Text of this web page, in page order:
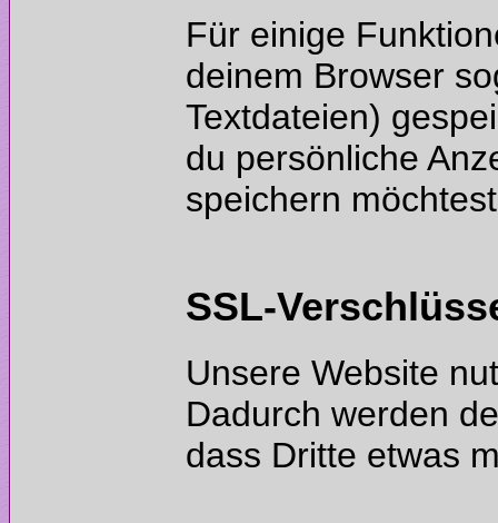
Für einige
deinem Browser
Textdateien)
du persönliche
Unsere Website
Dadurch werden